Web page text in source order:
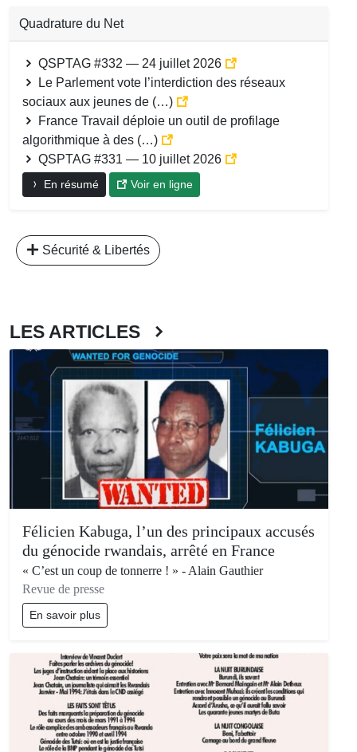
Quadrature du Net
QSPTAG #332 — 24 juillet 2026
Le Parlement vote l’interdiction des réseaux
sociaux aux jeunes de (…)
France Travail déploie un outil de profilage
algorithmique à des (…)
QSPTAG #331 — 10 juillet 2026
En résumé Voir en ligne
Sécurité & Libertés
LES ARTICLES
Félicien Kabuga, l’un des principaux accusés
du génocide rwandais, arrêté en France
« C’est un coup de tonnerre ! » - Alain Gauthier
Revue de presse
En savoir plus